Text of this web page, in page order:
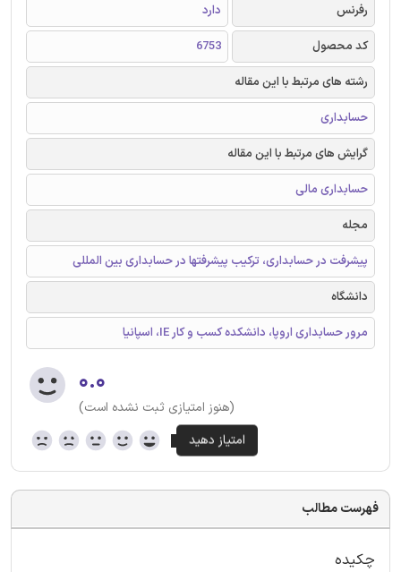
رفرنس
دارد
کد محصول
6753
رشته های مرتبط با این مقاله
حسابداری
گرایش های مرتبط با این مقاله
حسابداری مالی
مجله
پیشرفت در حسابداری، ترکیب پیشرفتها در حسابداری بین المللی
دانشگاه
مرور حسابداری اروپا، دانشکده کسب و کار IE، اسپانیا
۰.۰
(هنوز امتیازی ثبت نشده است)
فهرست مطالب
چکیده